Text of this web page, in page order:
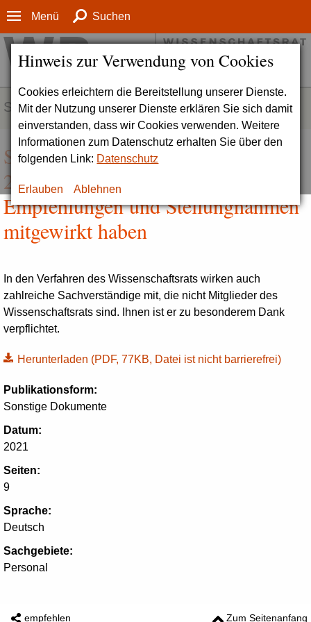
Hinweis zur Verwendung von Cookies
Cookies erleichtern die Bereitstellung unserer Dienste.
Mit der Nutzung unserer Dienste erklären Sie sich damit
einverstanden, dass wir Cookies verwenden. Weitere
Informationen zum Datenschutz erhalten Sie über den
folgenden Link: Datenschutz
Erlauben Ablehnen
Menü Suchen
SERVICE
Sachverständige, die an im Jahr
2021 verabschiedeten
Empfehlungen und Stellungnahmen
mitgewirkt haben
In den Verfahren des Wissenschaftsrats wirken auch
zahlreiche Sachverständige mit, die nicht Mitglieder des
Wissenschaftsrats sind. Ihnen ist er zu besonderem Dank
verpflichtet.
Herunterladen (PDF, 77KB, Datei ist nicht barrierefrei)
Publikationsform:
Sonstige Dokumente
Datum:
2021
Seiten:
9
Sprache:
Deutsch
Sachgebiete:
Personal
empfehlen Zum Seitenanfang